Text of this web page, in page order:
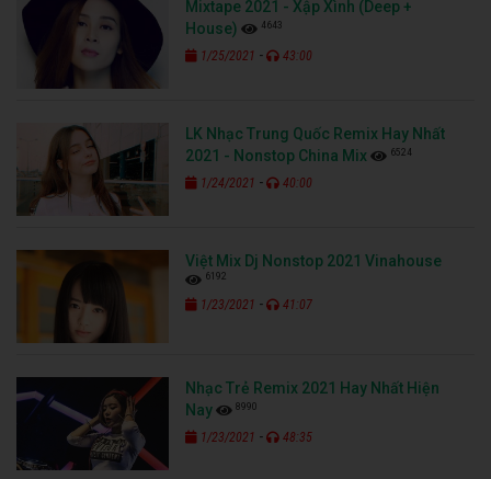
Mixtape 2021 - Xập Xình (Deep +
House)
4643
1/25/2021 - 43:00
LK Nhạc Trung Quốc Remix Hay Nhất
2021 - Nonstop China Mix
6524
1/24/2021 - 40:00
Việt Mix Dj Nonstop 2021 Vinahouse
6192
1/23/2021 - 41:07
Nhạc Trẻ Remix 2021 Hay Nhất Hiện
Nay
8990
1/23/2021 - 48:35